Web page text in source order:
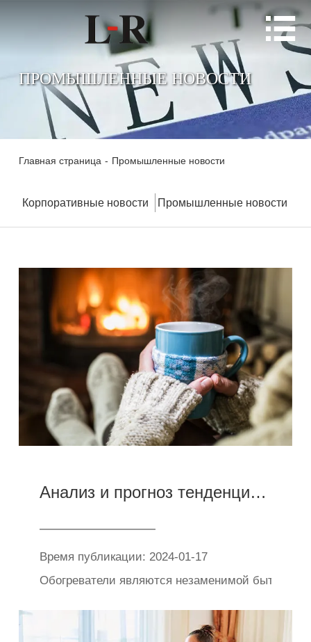

ПРОМЫШЛЕННЫЕ НОВОСТИ
Главная страница - Промышленные новости
Корпоративные новости Промышленные новости
Анализ и прогноз тенденций продаж отопления
Время публикации: 2024-01-17
Обогреватели являются незаменимой бытовой